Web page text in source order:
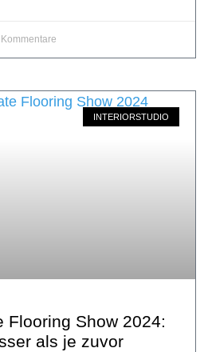
INTERIORSTUDIO
Flooring Show 2024:
als je zuvor